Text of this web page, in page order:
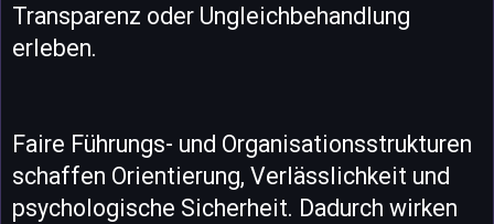
Transparenz oder Ungleichbehandlung
erleben.
Faire Führungs- und Organisationsstrukturen
schaffen Orientierung, Verlässlichkeit und
psychologische Sicherheit. Dadurch wirken